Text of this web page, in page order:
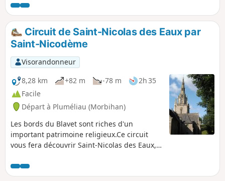
de Castennec, la chapelle-ermitage de
Saint-Gildas sur l'autre rive et passage
auprès de trois écluses.
Circuit de Saint-Nicolas des Eaux par
Saint-Nicodème
Visorandonneur
8,28 km
+82 m -78 m
2h 35
Facile
Départ à Pluméliau (Morbihan)
Les bords du Blavet sont riches d'un
important patrimoine religieux.Ce circuit
vous fera découvrir Saint-Nicolas des Eaux,
ensuite par la campagne l'imposante
Chapelle Saint-Nicodème et ses quatre